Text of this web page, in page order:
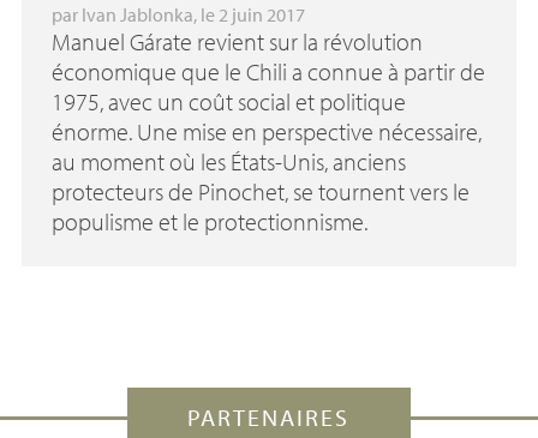
par Ivan Jablonka, le 2 juin 2017
Manuel Gárate revient sur la révolution
économique que le Chili a connue à partir de
1975, avec un coût social et politique
énorme. Une mise en perspective nécessaire,
au moment où les États-Unis, anciens
protecteurs de Pinochet, se tournent vers le
populisme et le protectionnisme.
PARTENAIRES